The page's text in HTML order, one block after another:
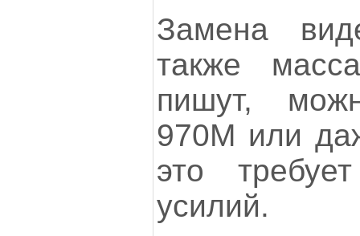
Замена
также
пишут,
970M или
это
усилий.